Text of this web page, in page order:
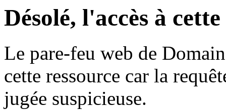
Désolé, l'accès à
Le pare-feu web de
cette ressource car la
jugée suspicieuse.